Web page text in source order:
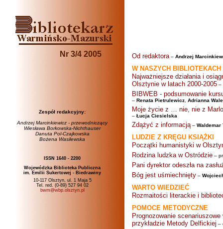
Nr 3/4 2005
Zespół redakcyjny:
Andrzej Marcinkiewicz - przewodniczący
Wiesława Borkowska-Nichthauser
Danuta Pol-Czajkowska
Bożena Wasilewska
ISSN 1640 - 2200
Wojewódzka Biblioteka Publiczna
im. Emilii Sukertowej - Biedrawiny
10-117 Olsztyn, ul. 1 Maja 5
Tel. red. (0-89) 527 94 02
bwm@wbp.olsztyn.pl
Od redaktora – Andrzej
W NASZYCH BIBLIOTEKACH
Najważniejsze działania i
Olsztynie w latach 2000-2005 –
BIBWEB - podsumowanie
– Renata Pietrulewicz Adrianna
Moje życie z … nie, nie z
– Łucja Ciesielska
Zdążyć z informacją – Waldemar
LUDZIE Z KRĘGU KSIĄŻKI
Początki humanistyki w
Rodzina ludzka w Ostródzie –
Pani dyrektor odeszła na
Bóg jest uśmiechnięty –
WARTO WIEDZIEĆ
Rozmaitości literackie i
POMOCE METODYCZNE
Prognozowanie
przykładzie Metody Delfickiej –